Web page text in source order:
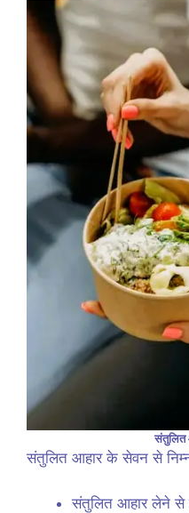
संतुलित
संतुलित आहार के सेवन से
संतुलित आहार लेने से